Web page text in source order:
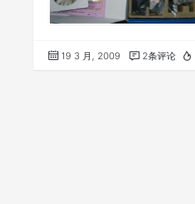
19 3 月, 2009 2条评论